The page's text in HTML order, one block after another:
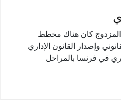
المزدوج كان هناك مخطط
وإصدار القانون الإداري
في فرنسا بالمراحل